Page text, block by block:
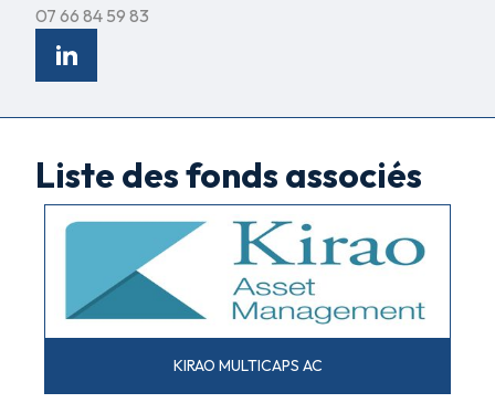
07 66 84 59 83
Liste des fonds associés
KIRAO MULTICAPS AC